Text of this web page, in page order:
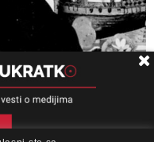
presedan, važan
i